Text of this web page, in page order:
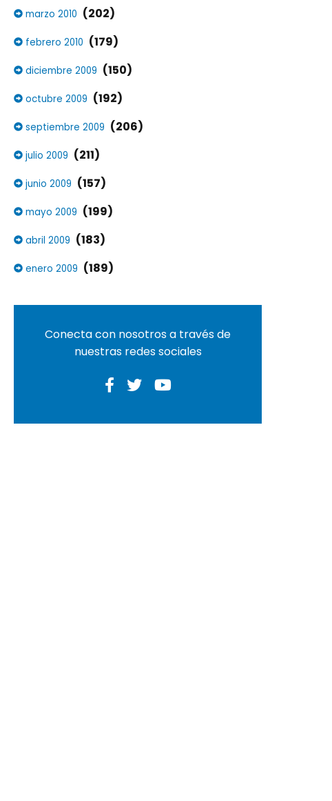
marzo 2010 (202)
febrero 2010 (179)
diciembre 2009 (150)
octubre 2009 (192)
septiembre 2009 (206)
julio 2009 (211)
junio 2009 (157)
mayo 2009 (199)
abril 2009 (183)
enero 2009 (189)
Conecta con nosotros a través de
nuestras redes sociales